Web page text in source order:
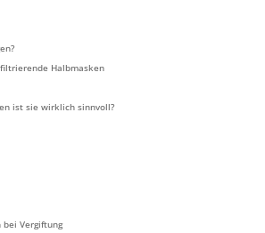
Halbmasken
ist sie wirklich sinnvoll?
Vergiftung